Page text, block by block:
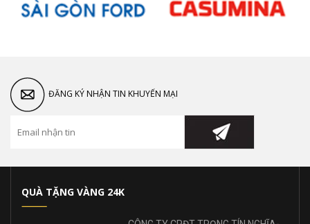
ĐĂNG KÝ NHẬN TIN KHUYẾN MẠI
QUÀ TẶNG VÀNG 24K